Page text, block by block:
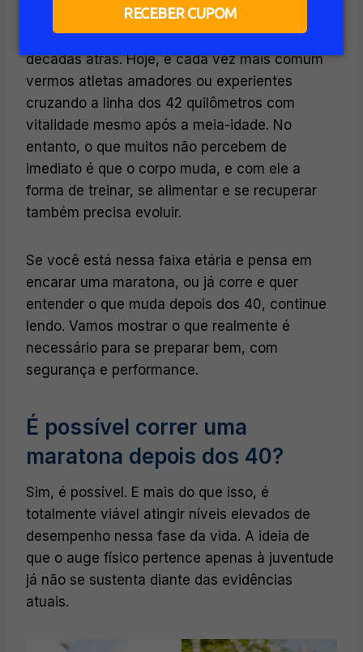
RECEBER CUPOM
Falar em correr uma maratona depois dos 40
anos já não causa o mesmo espanto de
décadas atrás. Hoje, é cada vez mais comum
vermos atletas amadores ou experientes
cruzando a linha dos 42 quilômetros com
vitalidade mesmo após a meia-idade. No
entanto, o que muitos não percebem de
imediato é que o corpo muda, e com ele a
forma de treinar, se alimentar e se recuperar
também precisa evoluir.
Se você está nessa faixa etária e pensa em
encarar uma maratona, ou já corre e quer
entender o que muda depois dos 40, continue
lendo. Vamos mostrar o que realmente é
necessário para se preparar bem, com
segurança e performance.
É possível correr uma
maratona depois dos 40?
Sim, é possível. E mais do que isso, é
totalmente viável atingir níveis elevados de
desempenho nessa fase da vida. A ideia de
que o auge físico pertence apenas à juventude
já não se sustenta diante das evidências
atuais.